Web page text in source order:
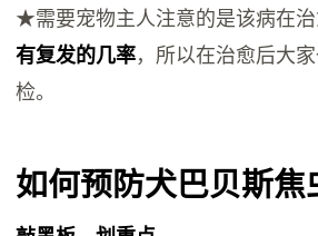
★需要宠物主人注意的是该病在
有复发的几率，所以在治愈后大
检。
如何预防犬巴贝斯焦